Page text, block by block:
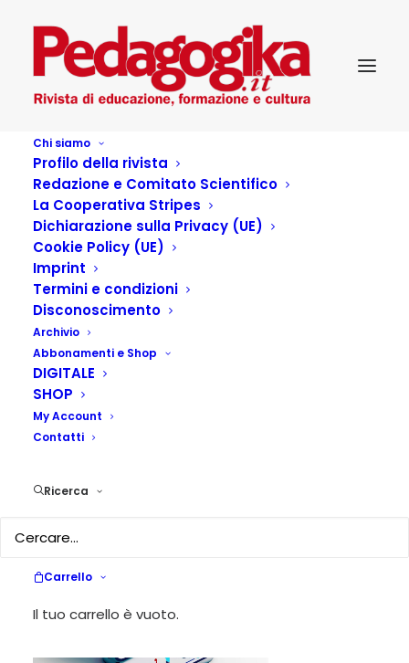
Chi siamo
Profilo della rivista
Redazione e Comitato Scientifico
La Cooperativa Stripes
Dichiarazione sulla Privacy (UE)
Cookie Policy (UE)
Imprint
Termini e condizioni
Disconoscimento
Archivio
Abbonamenti e Shop
DIGITALE
SHOP
My Account
Contatti
Ricerca
Carrello
Il tuo carrello è vuoto.
Gli stenti dell’OLTRE al
tempo dell’IN-OLTRO
12 MAGGIO 2026